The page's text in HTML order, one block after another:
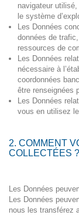
navigateur
le système
Les Données
données de
ressources de
Les Données
nécessaire à
coordonnées
être renseignées
Les Données
vous en utilisez
2. COMMENT
COLLECTÉES ?
Les Données
Les Données
nous les transférez